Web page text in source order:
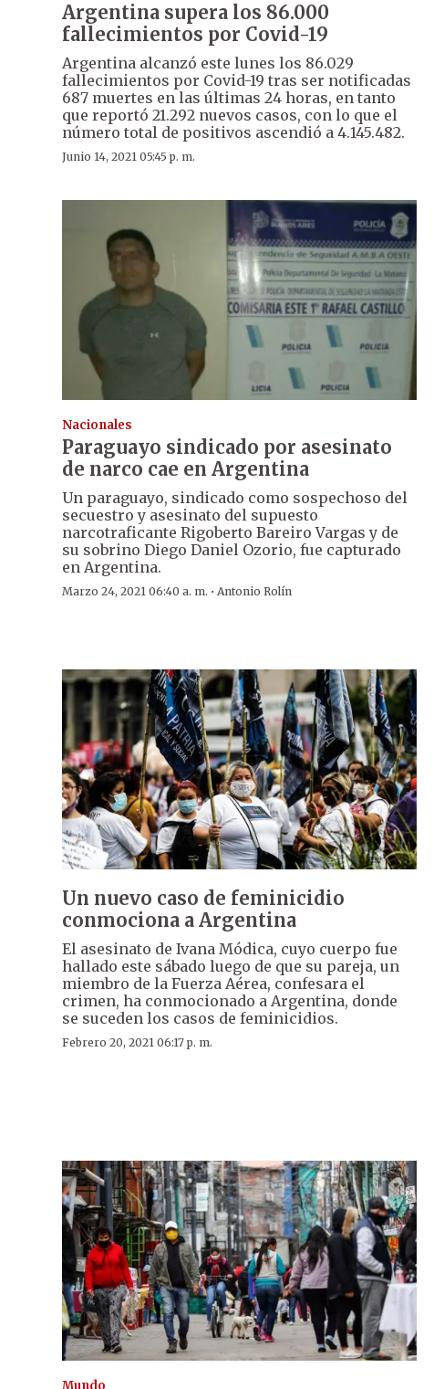
Argentina supera los 86.000
fallecimientos por Covid-19
Argentina alcanzó este lunes los 86.029
fallecimientos por Covid-19 tras ser notificadas
687 muertes en las últimas 24 horas, en tanto
que reportó 21.292 nuevos casos, con lo que el
número total de positivos ascendió a 4.145.482.
Junio 14, 2021 05:45 p. m.
Nacionales
Paraguayo sindicado por asesinato
de narco cae en Argentina
Un paraguayo, sindicado como sospechoso del
secuestro y asesinato del supuesto
narcotraficante Rigoberto Bareiro Vargas y de
su sobrino Diego Daniel Ozorio, fue capturado
en Argentina.
Marzo 24, 2021 06:40 a. m. · Antonio Rolín
Un nuevo caso de feminicidio
conmociona a Argentina
El asesinato de Ivana Módica, cuyo cuerpo fue
hallado este sábado luego de que su pareja, un
miembro de la Fuerza Aérea, confesara el
crimen, ha conmocionado a Argentina, donde
se suceden los casos de feminicidios.
Febrero 20, 2021 06:17 p. m.
Mundo